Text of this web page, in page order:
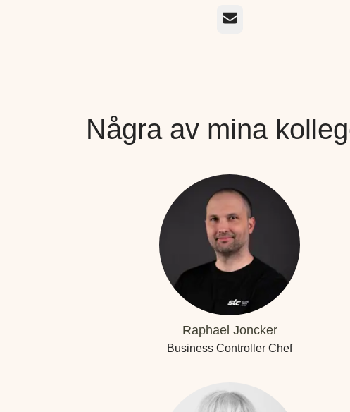
E-post
Några av mina
Raphael Joncker
Business Controller Chef